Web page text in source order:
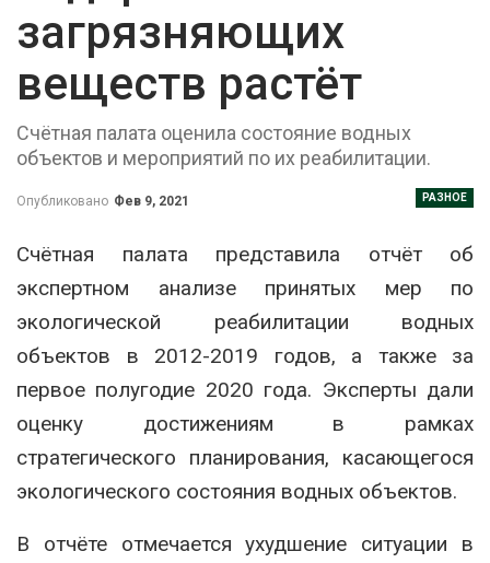
загрязняющих
веществ растёт
Счётная палата оценила состояние водных
объектов и мероприятий по их реабилитации.
РАЗНОЕ
Опубликовано Фев 9, 2021
Счётная палата представила отчёт об
экспертном анализе принятых мер по
экологической реабилитации водных
объектов в 2012-2019 годов, а также за
первое полугодие 2020 года. Эксперты дали
оценку достижениям в рамках
стратегического планирования, касающегося
экологического состояния водных объектов.
В отчёте отмечается ухудшение ситуации в